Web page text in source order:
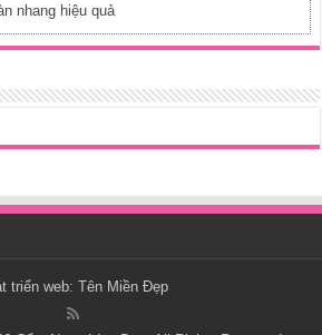
nhang hiệu quả
triển web: Tên Miền Đẹp